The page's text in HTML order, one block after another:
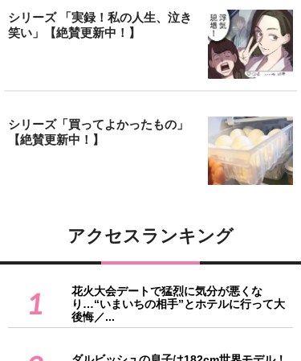
シリーズ 「実録！私の人生、泣き
笑い」【絶賛更新中！】
シリーズ「買ってよかったもの」
【絶賛更新中！】
アクセスランキング
1
花火大会デートで猛烈に気分が悪くな
り…“いまいちの相手”とホテルに行って大
後悔／...